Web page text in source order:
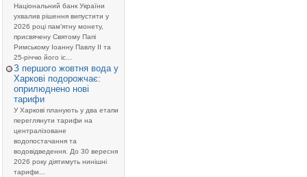
Національний банк України
ухвалив рішення випустити у
2026 році пам’ятну монету,
присвячену Святому Папі
Римському Іоанну Павлу II та
25-річчю його іс...
З першого жовтня вода у
Харкові подорожчає:
оприлюднено нові
тарифи
У Харкові планують у два етапи
переглянути тарифи на
централізоване
водопостачання та
водовідведення. До 30 вересня
2026 року діятимуть нинішні
тарифи...